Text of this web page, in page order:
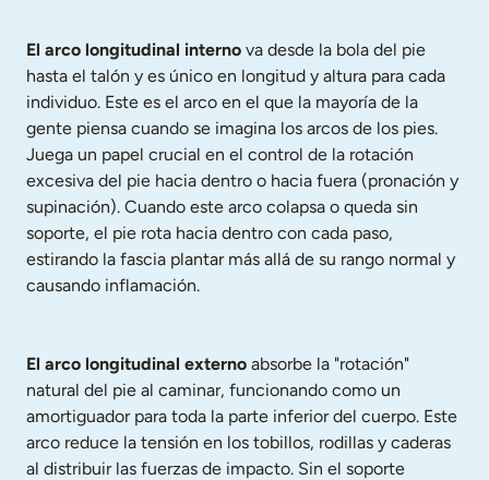
El arco longitudinal interno va desde la bola del pie
hasta el talón y es único en longitud y altura para cada
individuo. Este es el arco en el que la mayoría de la
gente piensa cuando se imagina los arcos de los pies.
Juega un papel crucial en el control de la rotación
excesiva del pie hacia dentro o hacia fuera (pronación y
supinación). Cuando este arco colapsa o queda sin
soporte, el pie rota hacia dentro con cada paso,
estirando la fascia plantar más allá de su rango normal y
causando inflamación.
El arco longitudinal externo absorbe la "rotación"
natural del pie al caminar, funcionando como un
amortiguador para toda la parte inferior del cuerpo. Este
arco reduce la tensión en los tobillos, rodillas y caderas
al distribuir las fuerzas de impacto. Sin el soporte